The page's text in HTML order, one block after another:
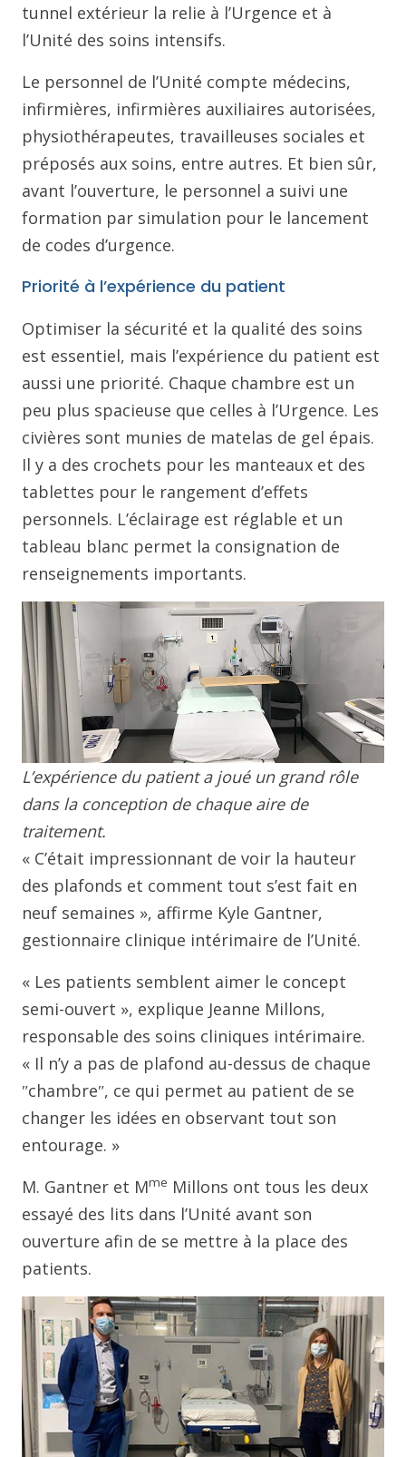
tunnel extérieur la relie à l’Urgence et à
l’Unité des soins intensifs.
Le personnel de l’Unité compte médecins,
infirmières, infirmières auxiliaires autorisées,
physiothérapeutes, travailleuses sociales et
préposés aux soins, entre autres. Et bien sûr,
avant l’ouverture, le personnel a suivi une
formation par simulation pour le lancement
de codes d’urgence.
Priorité à l’expérience du patient
Optimiser la sécurité et la qualité des soins
est essentiel, mais l’expérience du patient est
aussi une priorité. Chaque chambre est un
peu plus spacieuse que celles à l’Urgence. Les
civières sont munies de matelas de gel épais.
Il y a des crochets pour les manteaux et des
tablettes pour le rangement d’effets
personnels. L’éclairage est réglable et un
tableau blanc permet la consignation de
renseignements importants.
L’expérience du patient a joué un grand rôle
dans la conception de chaque aire de
traitement.
« C’était impressionnant de voir la hauteur
des plafonds et comment tout s’est fait en
neuf semaines », affirme Kyle Gantner,
gestionnaire clinique intérimaire de l’Unité.
« Les patients semblent aimer le concept
semi-ouvert », explique Jeanne Millons,
responsable des soins cliniques intérimaire.
« Il n’y a pas de plafond au-dessus de chaque
ʺchambreʺ, ce qui permet au patient de se
changer les idées en observant tout son
entourage. »
M. Gantner et Mme Millons ont tous les deux
essayé des lits dans l’Unité avant son
ouverture afin de se mettre à la place des
patients.